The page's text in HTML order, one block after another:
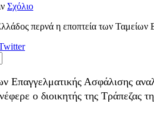
Σχόλιο
Επαγγελματικής Ασφάλισης
ο διοικητής της Τράπεζας